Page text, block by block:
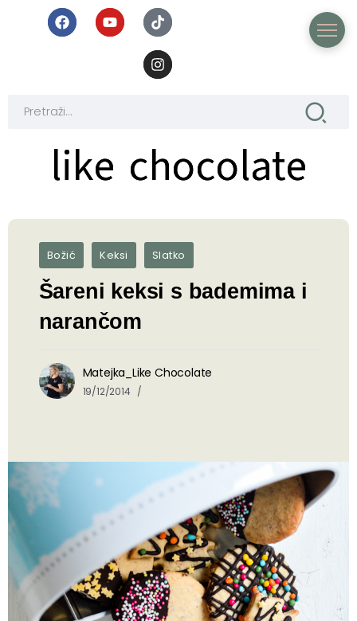
like chocolate
like chocolate
Božić Keksi Slatko
Šareni keksi s bademima i
narančom
Matejka_Like Chocolate
19/12/2014